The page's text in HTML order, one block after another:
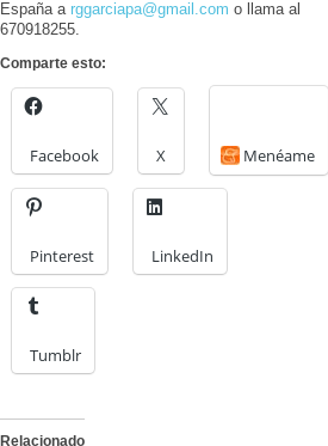
España a rggarciapa@gmail.com o llama al
670918255.
Comparte esto:
Facebook X Menéame
Pinterest LinkedIn
Tumblr
Relacionado